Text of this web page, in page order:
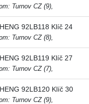
Turnov CZ (9),
92LB118 Klíč 24
Turnov CZ (8),
92LB119 Klíč 27
Turnov CZ (7),
92LB120 Klíč 30
Turnov CZ (9),